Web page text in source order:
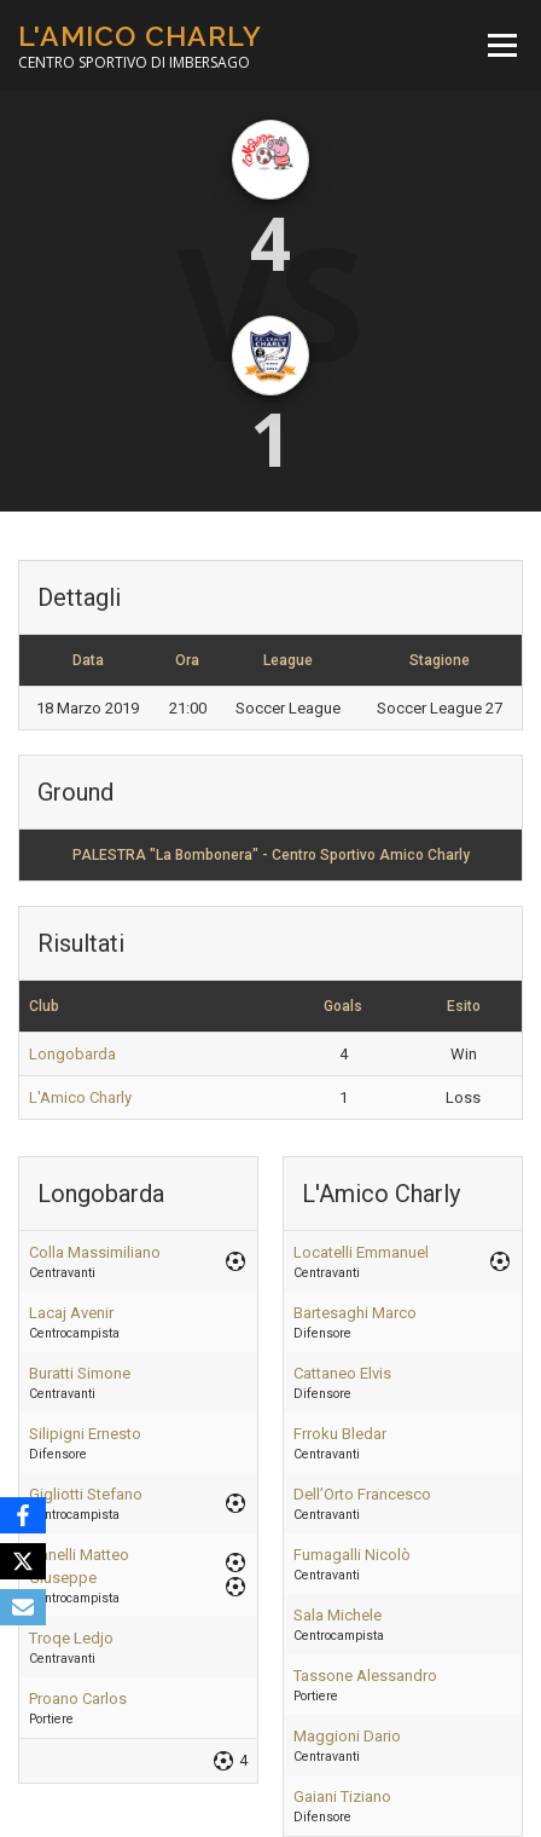
contenuto
L'AMICO CHARLY
CENTRO SPORTIVO DI IMBERSAGO
Menù
CORSO CALCIO A 5
MINIBASKET
VS
4
1
Dettagli
Data Ora League Stagione
18 Marzo 2019 21:00 Soccer League Soccer League 27
Ground
PALESTRA "La Bombonera" - Centro Sportivo Amico Charly
Risultati
Club Goals Esito
Longobarda 4 Win
L'Amico Charly 1 Loss
Longobarda
Colla Massimiliano
Centravanti
Lacaj Avenir
Centrocampista
Buratti Simone
Centravanti
Silipigni Ernesto
Difensore
Gigliotti Stefano
Centrocampista
Danelli Matteo
Giuseppe
Centrocampista
Troqe Ledjo
Centravanti
Proano Carlos
Portiere
4
L'Amico Charly
Locatelli Emmanuel
Centravanti
Bartesaghi Marco
Difensore
Cattaneo Elvis
Difensore
Frroku Bledar
Centravanti
Dell’Orto Francesco
Centravanti
Fumagalli Nicolò
Centravanti
Sala Michele
Centrocampista
Tassone Alessandro
Portiere
Maggioni Dario
Centravanti
Gaiani Tiziano
Difensore